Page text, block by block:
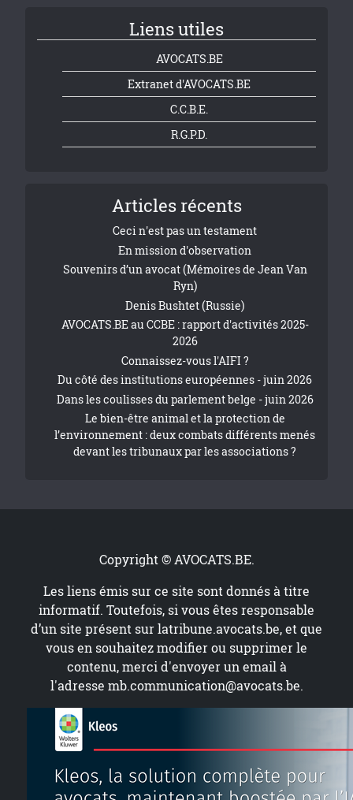
Liens utiles
AVOCATS.BE
Extranet d'AVOCATS.BE
C.C.B.E.
R.G.P.D.
Articles récents
Ceci n'est pas un testament
En mission d'observation
Souvenirs d’un avocat (Mémoires de Jean Van
Ryn)
Denis Bushtet (Russie)
AVOCATS.BE au CCBE : rapport d'activités 2025-
2026
Connaissez-vous l'AIFI ?
Du côté des institutions européennes - juin 2026
Dans les coulisses du parlement belge - juin 2026
Le bien-être animal et la protection de
l’environnement : deux combats différents menés
devant les tribunaux par les associations ?
Copyright © AVOCATS.BE.
Les liens émis sur ce site sont donnés à titre
informatif. Toutefois, si vous êtes responsable
d’un site présent surlatribune.avocats.be, et que
vous en souhaitez modifier ou supprimer le
contenu, merci d'envoyer un email à
l'adresse mb.communication@avocats.be.